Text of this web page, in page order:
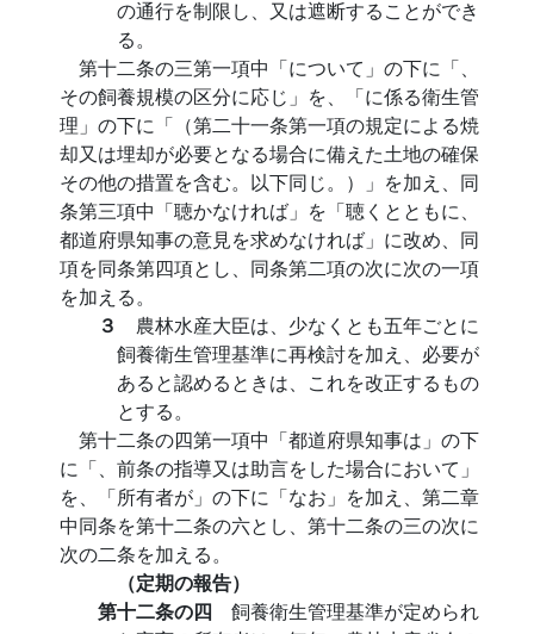
の通行を制限し、又は遮断することができ
る。
第十二条の三第一項中「について」の下に「、
その飼養規模の区分に応じ」を、「に係る衛生管
理」の下に「（第二十一条第一項の規定による焼
却又は埋却が必要となる場合に備えた土地の確保
その他の措置を含む。以下同じ。）」を加え、同
条第三項中「聴かなければ」を「聴くとともに、
都道府県知事の意見を求めなければ」に改め、同
項を同条第四項とし、同条第二項の次に次の一項
を加える。
３ 農林水産大臣は、少なくとも五年ごとに
飼養衛生管理基準に再検討を加え、必要が
あると認めるときは、これを改正するもの
とする。
第十二条の四第一項中「都道府県知事は」の下
に「、前条の指導又は助言をした場合において」
を、「所有者が」の下に「なお」を加え、第二章
中同条を第十二条の六とし、第十二条の三の次に
次の二条を加える。
（定期の報告）
第十二条の四 飼養衛生管理基準が定められ